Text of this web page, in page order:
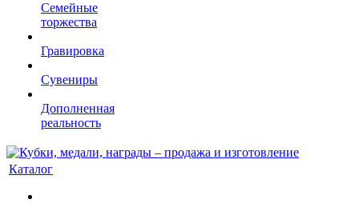
Семейные
торжества
Гравировка
Сувениры
Дополненная
реальность
Каталог